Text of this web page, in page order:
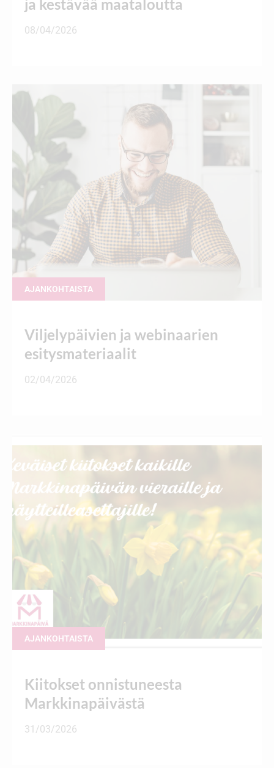
ja kestävää maataloutta
08/04/2026
AJANKOHTAISTA
Viljelypäivien ja webinaarien
esitysmateriaalit
02/04/2026
AJANKOHTAISTA
Kiitokset onnistuneesta
Markkinapäivästä
31/03/2026